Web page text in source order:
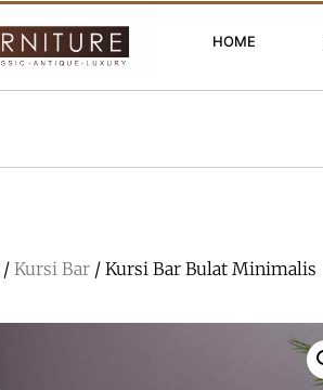
HOME
/ Kursi Bar / Kursi Bar Bulat Minimalis